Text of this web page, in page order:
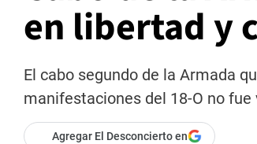
en libertad y
El cabo segundo de la Armada
manifestaciones del 18-O no
Agregar El Desconcierto en